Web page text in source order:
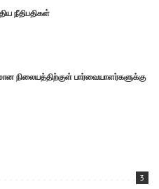
நீதிபதிகள்
நிலையத்திற்குள் பார்வையாளர்களுக்கு
3